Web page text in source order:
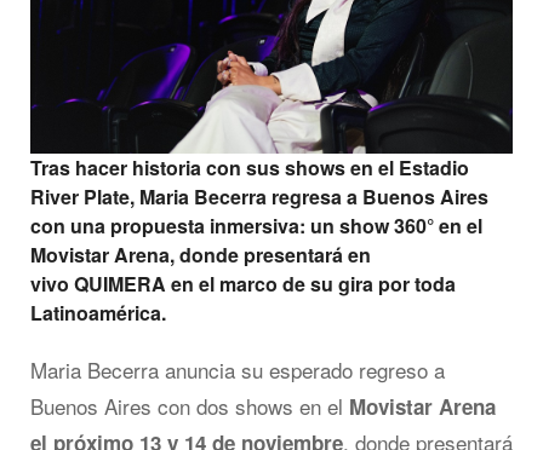
Tras hacer historia con sus shows en el Estadio
River Plate, Maria Becerra regresa a Buenos Aires
con una propuesta inmersiva: un show 360° en el
Movistar Arena, donde presentará en
vivo QUIMERA en el marco de su gira por toda
Latinoamérica.
Maria Becerra anuncia su esperado regreso a
Buenos Aires con dos shows en el Movistar Arena
el próximo 13 y 14 de noviembre, donde presentará